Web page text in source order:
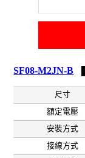
SF08-M2JN-B
尺寸
額定電壓
安裝方式
接線方式